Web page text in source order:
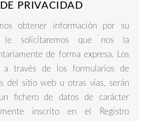
PRIVACIDAD
obtener información por su
le solicitaremos que nos la
de forma expresa. Los
a través de los formularios de
del sitio web u otras vías, serán
fichero de datos de carácter
inscrito en el Registro